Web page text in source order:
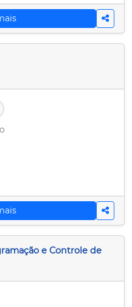
e Controle de